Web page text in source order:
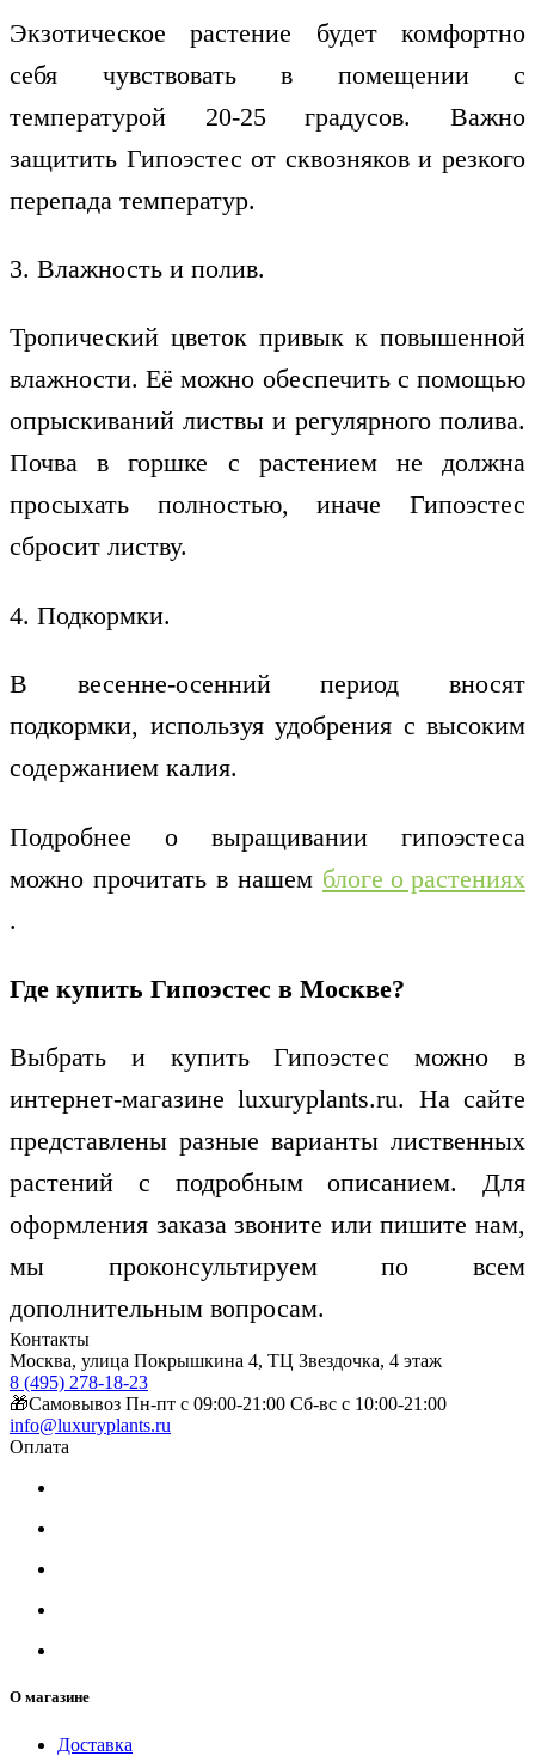
Экзотическое растение будет комфортно
себя чувствовать в помещении с
температурой 20-25 градусов. Важно
защитить Гипоэстес от сквозняков и резкого
перепада температур.
3. Влажность и полив.
Тропический цветок привык к повышенной
влажности. Её можно обеспечить с помощью
опрыскиваний листвы и регулярного полива.
Почва в горшке с растением не должна
просыхать полностью, иначе Гипоэстес
сбросит листву.
4. Подкормки.
В весенне-осенний период вносят
подкормки, используя удобрения с высоким
содержанием калия.
Подробнее о выращивании гипоэстеса
можно прочитать в нашем блоге о растениях
.
Где купить Гипоэстес в Москве?
Выбрать и купить Гипоэстес можно в
интернет-магазине luxuryplants.ru. На сайте
представлены разные варианты лиственных
растений с подробным описанием. Для
оформления заказа звоните или пишите нам,
мы проконсультируем по всем
дополнительным вопросам.
Контакты
Москва, улица Покрышкина 4, ТЦ Звездочка, 4 этаж
8 (495) 278-18-23
🎁Самовывоз Пн-пт с 09:00-21:00 Сб-вс с 10:00-21:00
info@luxuryplants.ru
Оплата
О магазине
Доставка